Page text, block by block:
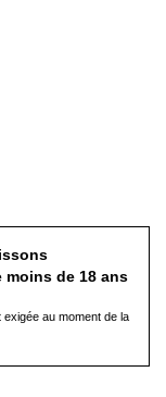
de 18 ans
exigée au moment de la